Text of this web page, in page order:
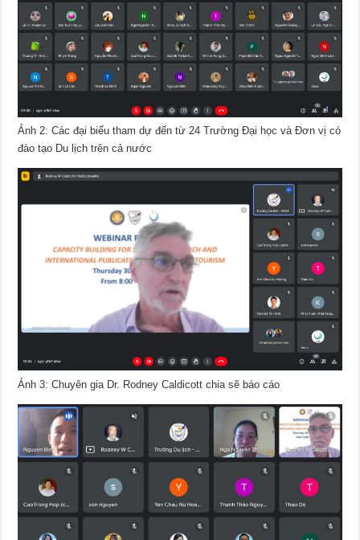
Ảnh 2: Các đại biểu tham dự đến từ 24 Trường Đại học và Đơn vị có
đào tạo Du lịch trên cả nước
Ảnh 3: Chuyên gia Dr. Rodney Caldicott chia sẽ báo cáo